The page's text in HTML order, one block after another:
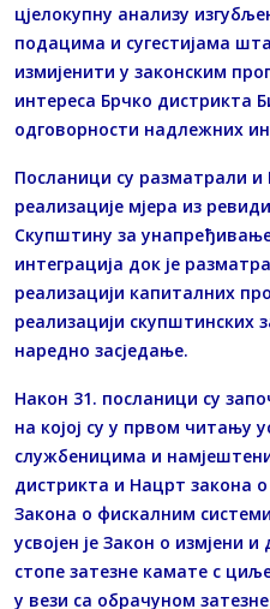
цјелокупну анализу
подацима и сугестијама
измијенити у законским
интереса Брчко дистрикта
одговорности надлежних
Посланици су разматрали
реализације мјера из
Скупштину за
интеграција док је
реализацији капиталних
реализацији скупштинских
наредно засједање.
Након 31. посланици су
на којој су у првом читању
службеницима и
дистрикта и Нацрт закона
Закона о фискалним
усвојен је Закон о измјени
стопе затезне камате с
у вези са обрачуном